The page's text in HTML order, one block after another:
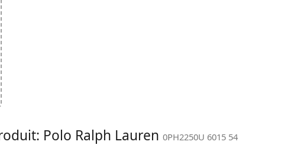
Polo Ralph Lauren 0PH2250U 6015 54